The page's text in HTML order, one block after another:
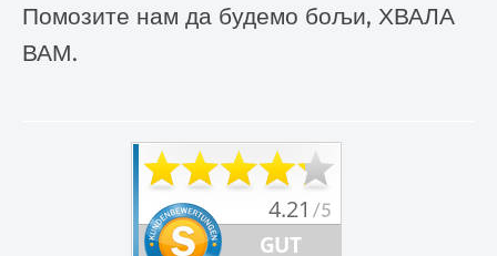
Помозите нам да будемо бољи, ХВАЛА
ВАМ.